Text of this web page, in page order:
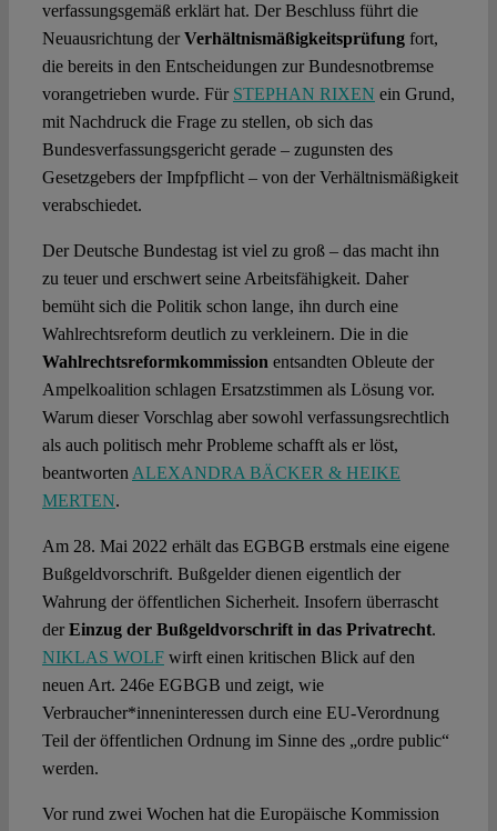
verfassungsgemäß erklärt hat. Der Beschluss führt die
Neuausrichtung derVerhältnismäßigkeitsprüfungfort,
die bereits in den Entscheidungen zur Bundesnotbremse
vorangetrieben wurde. Für STEPHAN RIXEN ein Grund,
mit Nachdruck die Frage zu stellen, ob sich das
Bundesverfassungsgericht gerade – zugunsten des
Gesetzgebers der Impfpflicht – von der Verhältnismäßigkeit
verabschiedet.
Der Deutsche Bundestag ist viel zu groß – das macht ihn
zu teuer und erschwert seine Arbeitsfähigkeit. Daher
bemüht sich die Politik schon lange, ihn durch eine
Wahlrechtsreform deutlich zu verkleinern. Die in die
Wahlrechtsreformkommission entsandten Obleute der
Ampelkoalition schlagen Ersatzstimmen als Lösung vor.
Warum dieser Vorschlag aber sowohl verfassungsrechtlich
als auch politisch mehr Probleme schafft als er löst,
beantworten ALEXANDRA BÄCKER & HEIKE
MERTEN.
Am 28. Mai 2022 erhält das EGBGB erstmals eine eigene
Bußgeldvorschrift. Bußgelder dienen eigentlich der
Wahrung der öffentlichen Sicherheit. Insofern überrascht
derEinzug der Bußgeldvorschrift in das Privatrecht.
NIKLAS WOLFwirft einen kritischen Blick auf den
neuen Art. 246e EGBGB und zeigt, wie
Verbraucher*inneninteressen durch eine EU-Verordnung
Teil der öffentlichen Ordnung im Sinne des „ordre public“
werden.
Vor rund zwei Wochen hat die Europäische Kommission